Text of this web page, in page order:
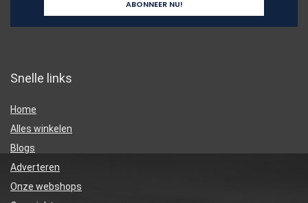
Snelle links
Home
Alles winkelen
Blogs
Adverteren
Onze webshops